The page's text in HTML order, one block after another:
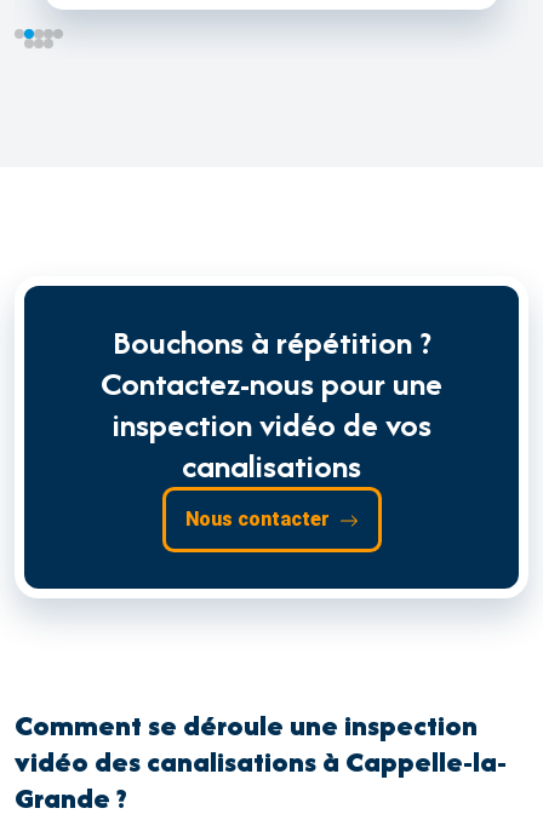
Bouchons à répétition ?
Contactez-nous pour une
inspection vidéo de vos
canalisations
Nous contacter
Comment se déroule une inspection
vidéo des canalisations à Cappelle-la-
Grande ?